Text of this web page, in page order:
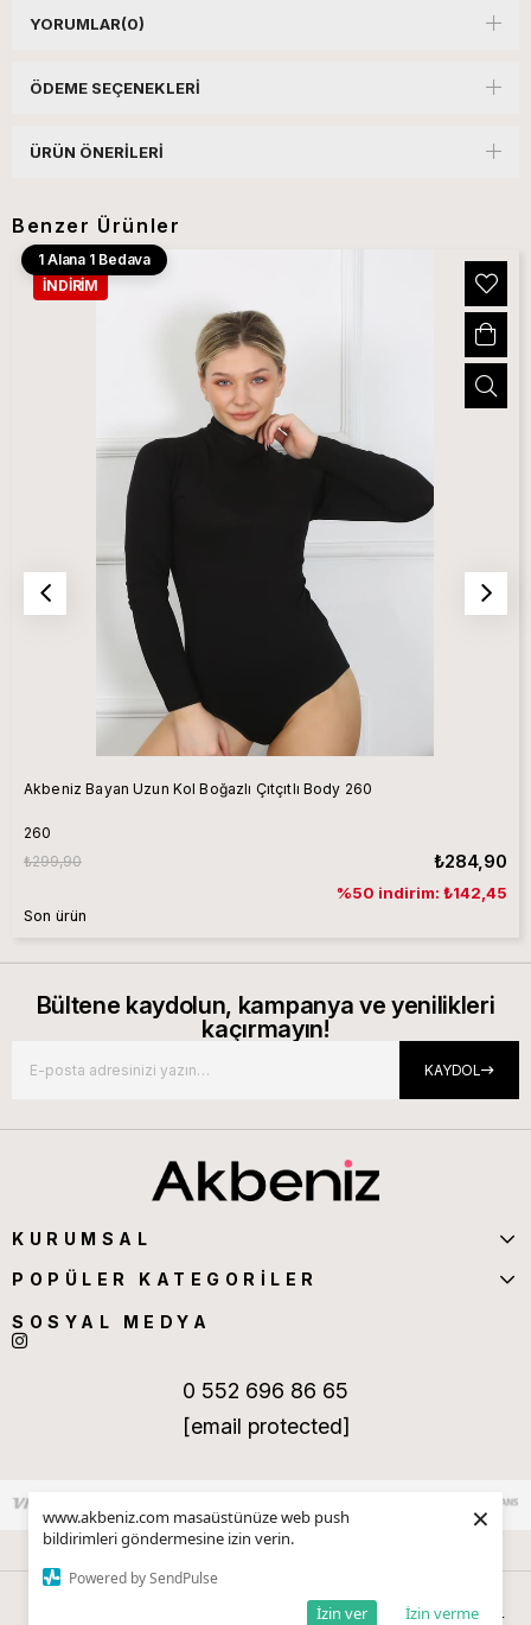
www.akbeniz.com masaüstünüze web push
bildirimleri göndermesine izin verin.
Powered by SendPulse
İzin verme
İzin ver
×
YORUMLAR(0)
ÖDEME SEÇENEKLERI
ÜRÜN ÖNERILERI
Benzer Ürünler
1 Alana 1 Bedava
Akbeniz Bayan Uzun Kol Boğazlı Çıtçıtlı Body 260
260
₺284,90
₺299,90
%50 indirim: ₺142,45
Son ürün
İNDIRIM
Bültene kaydolun, kampanya ve yenilikleri
kaçırmayın!
KAYDOL
KURUMSAL
POPÜLER KATEGORİLER
SOSYAL MEDYA
0 552 696 86 65
[email protected]
Favorilerim Kategoriler